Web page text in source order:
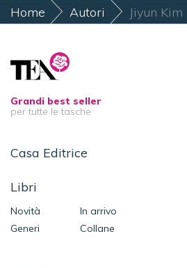
Home Autori Jiyun Kim
Grandi best seller
per tutte le tasche
Casa Editrice
Libri
Novità
In arrivo
Generi
Collane